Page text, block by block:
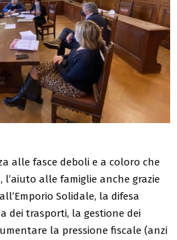
alle fasce deboli e a coloro che
alle famiglie anche grazie
Solidale, la difesa
dei trasporti, la gestione dei
la pressione fiscale (anzi